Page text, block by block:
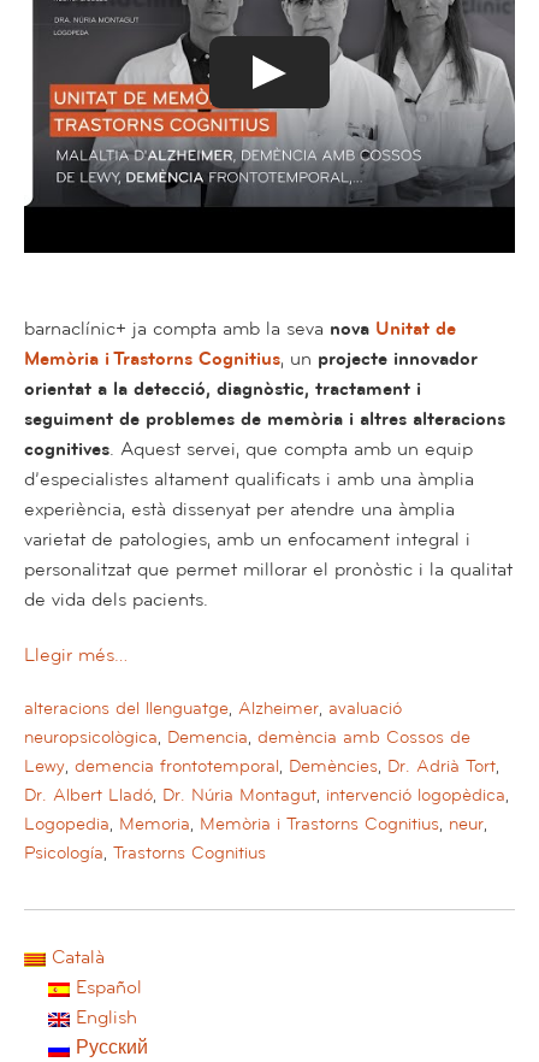
barnaclínic+ ja compta amb la seva nova Unitat de
Memòria i Trastorns Cognitius, un projecte innovador
orientat a la detecció, diagnòstic, tractament i
seguiment de problemes de memòria i altres alteracions
cognitives. Aquest servei, que compta amb un equip
d’especialistes altament qualificats i amb una àmplia
experiència, està dissenyat per atendre una àmplia
varietat de patologies, amb un enfocament integral i
personalitzat que permet millorar el pronòstic i la qualitat
de vida dels pacients.
Llegir més…
alteracions del llenguatge, Alzheimer, avaluació
neuropsicològica, Demencia, demència amb Cossos de
Lewy, demencia frontotemporal, Demències, Dr. Adrià Tort,
Dr. Albert Lladó, Dr. Núria Montagut, intervenció logopèdica,
Logopedia, Memoria, Memòria i Trastorns Cognitius, neur,
Psicología, Trastorns Cognitius
Català
Español
English
Русский